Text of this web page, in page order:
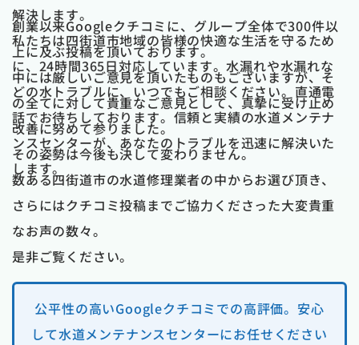
解決します。
私たちは四街道市地域の皆様の快適な生活を守るため
に、24時間365日対応しています。水漏れや水漏れな
どの水トラブルに、いつでもご相談ください。直通電
話でお待ちしております。信頼と実績の水道メンテナ
ンスセンターが、あなたのトラブルを迅速に解決いた
します。
創業以来Googleクチコミに、グループ全体で300件以
上に及ぶ投稿を頂いております。
中には厳しいご意見を頂いたものもございますが、そ
の全てに対して貴重なご意見として、真摯に受け止め
改善に努めて参りました。
その姿勢は今後も決して変わりません。
数ある四街道市の水道修理業者の中からお選び頂き、
さらにはクチコミ投稿までご協力くださった大変貴重
なお声の数々。
是非ご覧ください。
公平性の高いGoogleクチコミでの高評価。安心
して水道メンテナンスセンターにお任せください